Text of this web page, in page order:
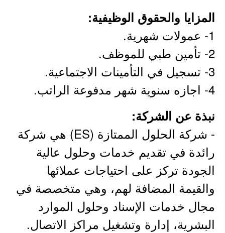
المزايا والحقوق الوظيفية:
1- عمولات شهرية.
2- تأمين طبي للموظف.
3- تسجيل في التأمينات الاجتماعية.
4- اجازه سنوية شهر مدفوعة الراتب.
نبذة عن الشركة:
- شركة الحلول الممتازة (ES) هي شركة
رائدة في تقديم خدمات وحلول عالية
الجودة تركز على احتياجات عملائها
والقيمة المضافة لهم، وهي متخصصة في
مجال خدمات الإسناد وحلول الموارد
البشرية، إدارة وتشغيل مراكز الاتصال.